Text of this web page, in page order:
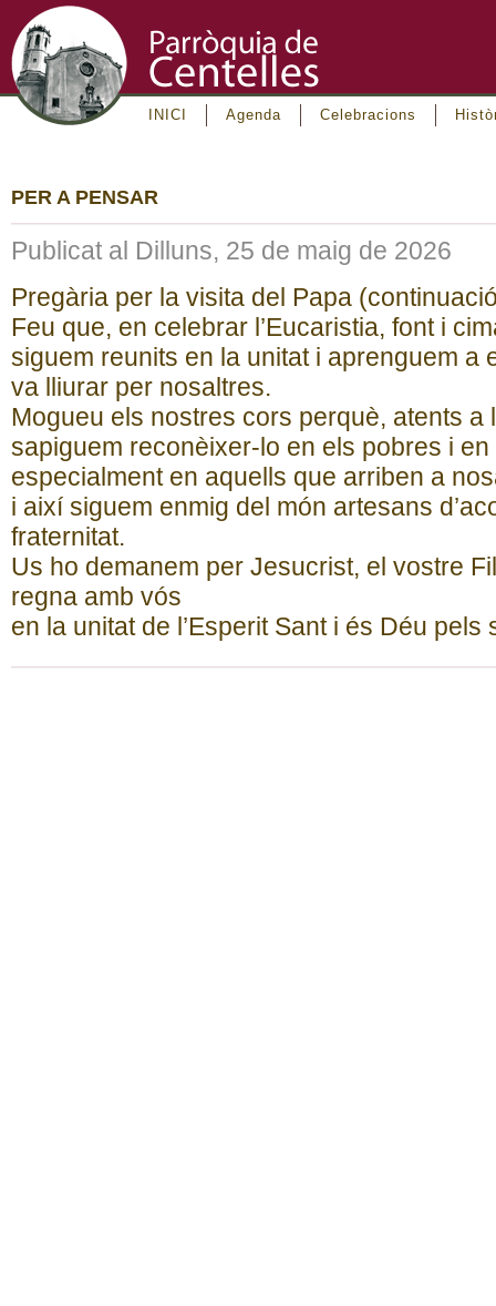
INICI Agenda Celebracions
PER A PENSAR
Publicat al Dilluns, 25 de maig de 2026
Pregària per la visita del Papa
Feu que, en celebrar l’Eucaristia, font i
siguem reunits en la unitat i aprenguem a
va lliurar per nosaltres.
Mogueu els nostres cors perquè, atents a
sapiguem reconèixer-lo en els pobres i
especialment en aquells que arriben a
i així siguem enmig del món artesans
fraternitat.
Us ho demanem per Jesucrist, el vostre
regna amb vós
en la unitat de l’Esperit Sant i és Déu